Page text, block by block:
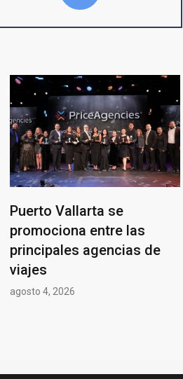
Puerto Vallarta se
promociona entre las
principales agencias de
viajes
agosto 4, 2026